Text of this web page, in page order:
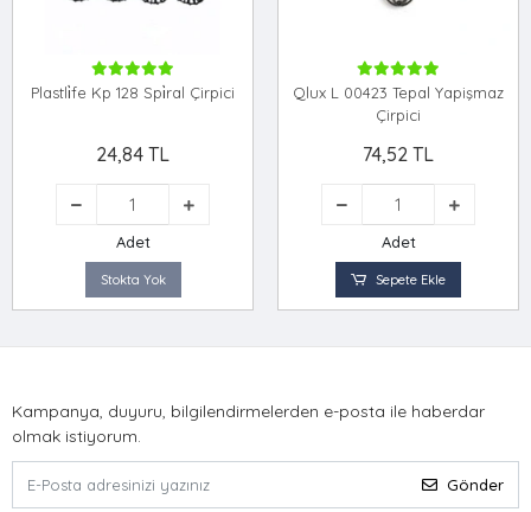
Plastli̇fe Kp 128 Spi̇ral Çirpici
24,84 TL
Adet
Stokta Yok
Qlux L 00423 Tepal Yapişmaz
Çirpici
74,52 TL
Adet
Sepete Ekle
Kampanya, duyuru, bilgilendirmelerden e-posta ile haberdar
olmak istiyorum.
Gönder